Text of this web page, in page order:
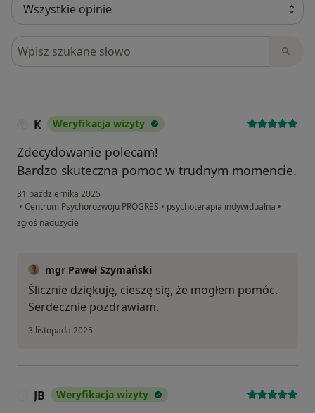
Szukaj w opiniach
K Weryfikacja wizyty
Zdecydowanie polecam!
Bardzo skuteczna pomoc w trudnym momencie.
31 października 2025
• Centrum Psychorozwoju PROGRES • psychoterapia indywidualna •
w opinii użytkownika K
zgłoś nadużycie
mgr Paweł Szymański
Ślicznie dziękuję, cieszę się, że mogłem pomóc.
Serdecznie pozdrawiam.
3 listopada 2025
JB Weryfikacja wizyty